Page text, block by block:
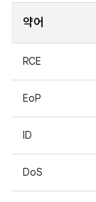
약어
RCE
EoP
ID
DoS